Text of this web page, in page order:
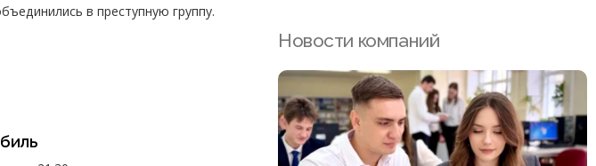
в преступную группу.
Новости компаний